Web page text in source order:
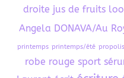
droite jus de fruits
Angela DONAVA/Au
printemps printemps/été propolis
robe rouge sport